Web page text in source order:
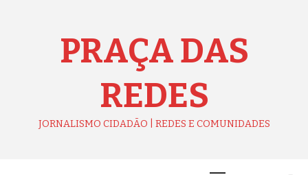
PRAÇA DAS
REDES
JORNALISMO CIDADÃO | REDES E COMUNIDADES